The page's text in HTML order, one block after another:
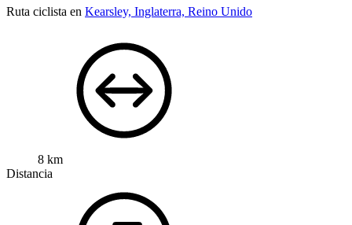
Ruta ciclista en Kearsley, Inglaterra, Reino Unido
8 km
Distancia